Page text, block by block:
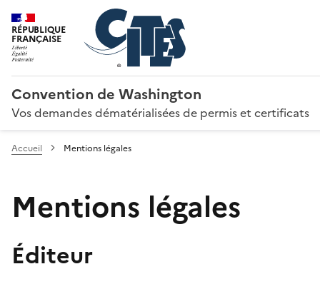
RÉPUBLIQUE
FRANÇAISE
Convention de Washington
Vos demandes dématérialisées de permis et certificats
Accueil Mentions légales
Mentions légales
Éditeur